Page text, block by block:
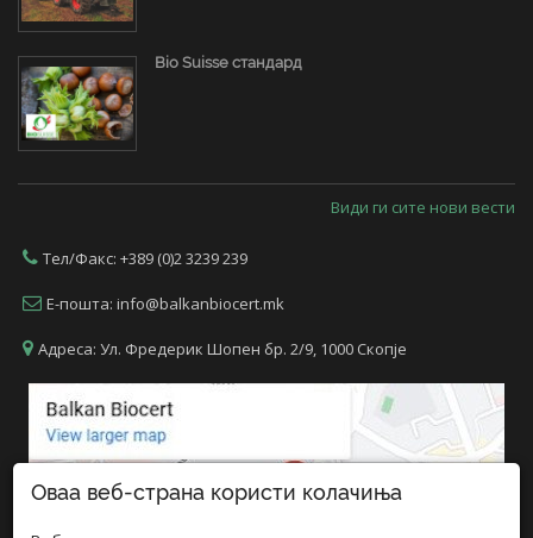
Bio Suisse стандард
Види ги сите нови вести
Тел/Факс: +389 (0)2 3239 239
Е-пошта: info@balkanbiocert.mk
Адреса: Ул. Фредерик Шопен бр. 2/9, 1000 Скопје
Оваа веб-страна користи колачиња